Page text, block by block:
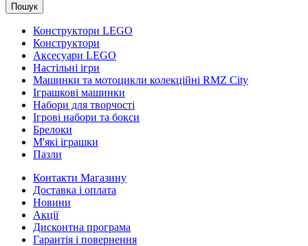
Пошук
Конструктори LEGO
Конструктори
Аксесуари LEGO
Настільні ігри
Машинки та мотоцикли колекційні RMZ City
Іграшкові машинки
Набори для творчості
Ігрові набори та бокси
Брелоки
М'які іграшки
Пазли
Контакти Магазину
Доставка і оплата
Новини
Акції
Дисконтна програма
Гарантія і повернення